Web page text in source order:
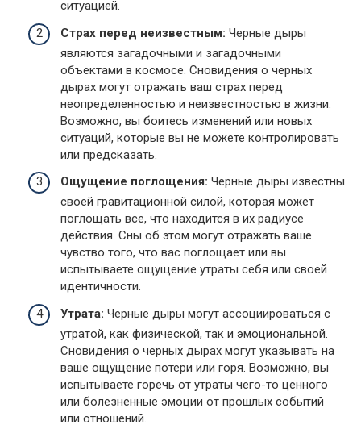
ситуацией.
Страх перед неизвестным: Черные дыры
являются загадочными и загадочными
объектами в космосе. Сновидения о черных
дырах могут отражать ваш страх перед
неопределенностью и неизвестностью в жизни.
Возможно, вы боитесь изменений или новых
ситуаций, которые вы не можете контролировать
или предсказать.
Ощущение поглощения: Черные дыры известны
своей гравитационной силой, которая может
поглощать все, что находится в их радиусе
действия. Сны об этом могут отражать ваше
чувство того, что вас поглощает или вы
испытываете ощущение утраты себя или своей
идентичности.
Утрата: Черные дыры могут ассоциироваться с
утратой, как физической, так и эмоциональной.
Сновидения о черных дырах могут указывать на
ваше ощущение потери или горя. Возможно, вы
испытываете горечь от утраты чего-то ценного
или болезненные эмоции от прошлых событий
или отношений.